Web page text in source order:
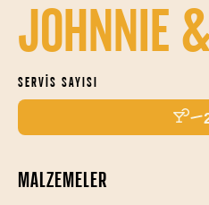
JOHNNIE
SERVIS SAYISI
MALZEMELER